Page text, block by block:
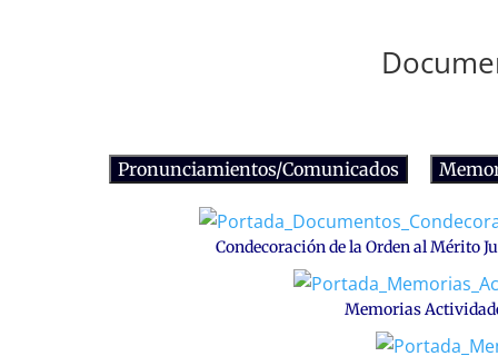
Pronunciamientos/Comunicados
Condecoración de la Orden al Mérito
Memorias